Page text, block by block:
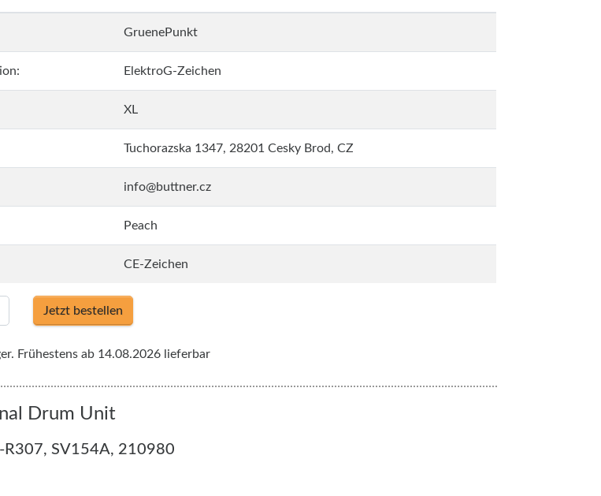
GruenePunkt
ElektroG-Zeichen
XL
Tuchorazska 1347, 28201 Cesky Brod, CZ
info@buttner.cz
Peach
CE-Zeichen
Jetzt bestellen
Frühestens ab 14.08.2026 lieferbar
Drum Unit
R307, SV154A, 210980